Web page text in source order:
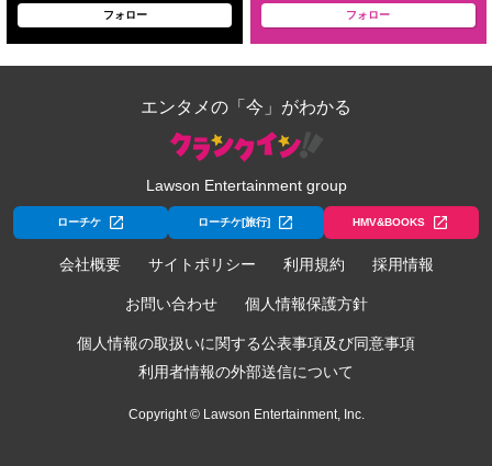
フォロー フォロー
エンタメの「今」がわかる
Lawson Entertainment group
ローチケ ローチケ[旅行] HMV&BOOKS
会社概要 サイトポリシー 利用規約 採用情報
お問い合わせ 個人情報保護方針
個人情報の取扱いに関する公表事項及び同意事項
利用者情報の外部送信について
Copyright © Lawson Entertainment, Inc.